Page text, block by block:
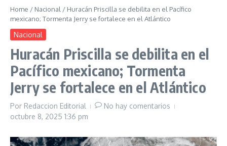
Home / Nacional / Huracán Priscilla se debilita en el Pacífico
mexicano; Tormenta Jerry se fortalece en el Atlántico
Nacional
Huracán Priscilla se debilita en el
Pacífico mexicano; Tormenta
Jerry se fortalece en el Atlántico
Por Redaccion Editorial
No hay comentarios
octubre 8, 2025 1:36 pm